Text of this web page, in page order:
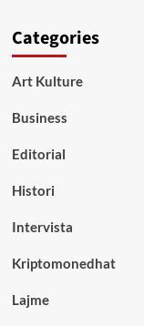
Categories
Art Kulture
Business
Editorial
Histori
Intervista
Kriptomonedhat
Lajme